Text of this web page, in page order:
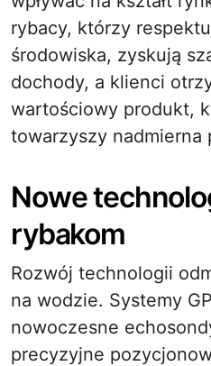
rybacy, którzy
środowiska, zyskują
dochody, a klienci
wartościowy produkt,
towarzyszy nadmierna
Nowe
rybakom
Rozwój technologii
na wodzie. Systemy
nowoczesne
precyzyjne